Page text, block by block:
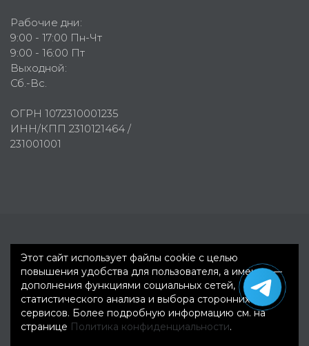
Рабочие дни:
9:00 - 17:00 Пн-Чт
9:00 - 16:00 Пт
Выходной:
Сб.-Вс.
ОГРН 1072310001235
ИНН/КПП 2310121464 /
231001001
Этот сайт использует файлы cookie с целью
повышения удобства для пользователя, а именно —
дополнения функциями социальных сетей,
статистического анализа и выбора сторонних
сервисов. Более подробную информацию см. на
странице Политика конфиденциальности.